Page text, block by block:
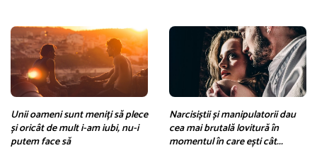
Unii oameni sunt meniți să plece
și oricât de mult i-am iubi, nu-i
putem face să
Narcisiștii și manipulatorii dau
cea mai brutală lovitură în
momentul în care ești cât...